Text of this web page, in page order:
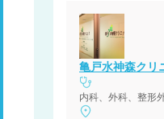
亀戸水神森クリ
内科、外科、整形